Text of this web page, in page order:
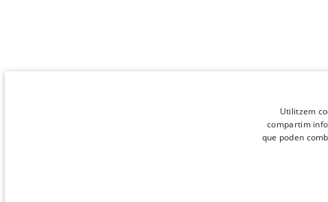
Utilitzem
compartim
que poden